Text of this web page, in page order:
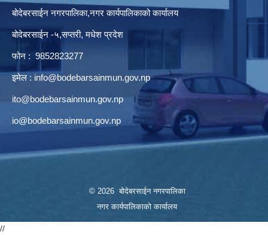
बोदेबरसाईन नगरपालिका,नगर कार्यपालिकाको कार्यालय
बोदेबरसाईन -५,सप्तरी, मधेश प्रदेश
फोन : 9852823277
इमेल : info@bodebarsainmun.gov.np
ito@bodebarsainmun.gov.np
io@bodebarsainmun.gov.np
© 2026 बोदेबरसाईन नगरपालिका
नगर कार्यपालिकाको कार्यालय
//